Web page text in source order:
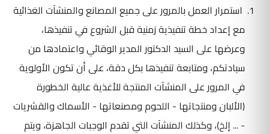
استمرار العمل بالمرور على جميع المصانع والمنشآت الغذائية
مع إعداد خطة تنفيذية زمنية قبل الشروع في تنفيذها،
وعرضها على السيد الدكتور المدير الوقائي واعتمادها من
سيادتكم، ومتابعة تنفيذها بكل دقة، على أن تكون الأولوية
في المرور على المنشآت المنتجة للأغذية عالية الخطورة
(الألبان ومنتجاتها - اللحوم ومصنعاتها - الأسماك والقشريات
- ... إلخ)، وكذلك المنشآت التي تقدم الوجبات الجاهزة، ويتم